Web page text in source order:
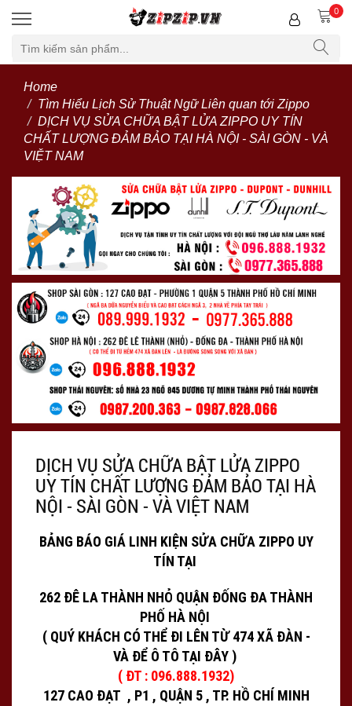
0
Home
Tìm Hiểu Lịch Sử Thuật Ngữ Liên quan tới Zippo
DỊCH VỤ SỬA CHỮA BẬT LỬA ZIPPO UY TÍN
CHẤT LƯỢNG ĐẢM BẢO TẠI HÀ NỘI - SÀI GÒN - VÀ
VIỆT NAM
DỊCH VỤ SỬA CHỮA BẬT LỬA ZIPPO
UY TÍN CHẤT LƯỢNG ĐẢM BẢO TẠI HÀ
NỘI - SÀI GÒN - VÀ VIỆT NAM
BẢNG BÁO GIÁ LINH KIỆN SỬA CHỮA ZIPPO UY
TÍN TẠI
262 ĐÊ LA THÀNH NHỎ QUẬN ĐỐNG ĐA THÀNH
PHỐ HÀ NỘI
( QUÝ KHÁCH CÓ THỂ ĐI LÊN TỪ 474 XÃ ĐÀN -
VÀ ĐỂ Ô TÔ TẠI ĐÂY )
( ĐT : 096.888.1932)
127 CAO ĐẠT , P1 , QUẬN 5 , TP. HỒ CHÍ MINH